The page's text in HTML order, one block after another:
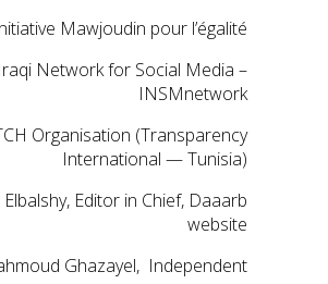
Mawjoudin pour l’égalité
Iraqi Network for Social Media –
INSMnetwork
Organisation (Transparency
International — Tunisia)
Elbalshy, Editor in Chief, Daaarb
website
Ghazayel, Independent